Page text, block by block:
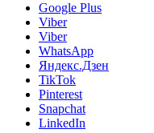
Google Plus
Viber
Viber
WhatsApp
Яндекс.Дзен
TikTok
Pinterest
Snapchat
LinkedIn